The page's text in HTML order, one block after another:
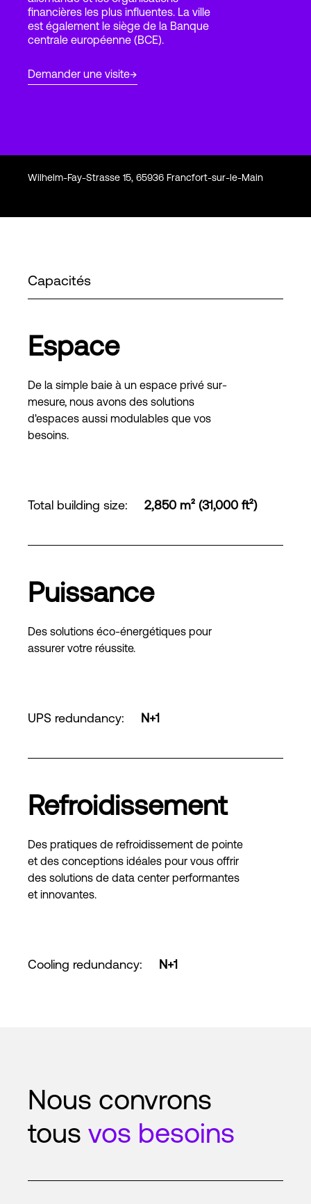
Connexion
financières les plus influentes. La ville
est également le siège de la Banque
centrale européenne (BCE).
Demander une visite
Wilhelm-Fay-Strasse 15, 65936 Francfort-sur-le-Main
Capacités
Espace
De la simple baie à un espace privé sur-
mesure, nous avons des solutions
d'espaces aussi modulables que vos
besoins.
Total building size: 2,850 m² (31,000 ft²)
Puissance
Des solutions éco-énergétiques pour
assurer votre réussite.
UPS redundancy: N+1
Refroidissement
Des pratiques de refroidissement de pointe
et des conceptions idéales pour vous offrir
des solutions de data center performantes
et innovantes.
Cooling redundancy: N+1
Nous convrons
tous vos besoins